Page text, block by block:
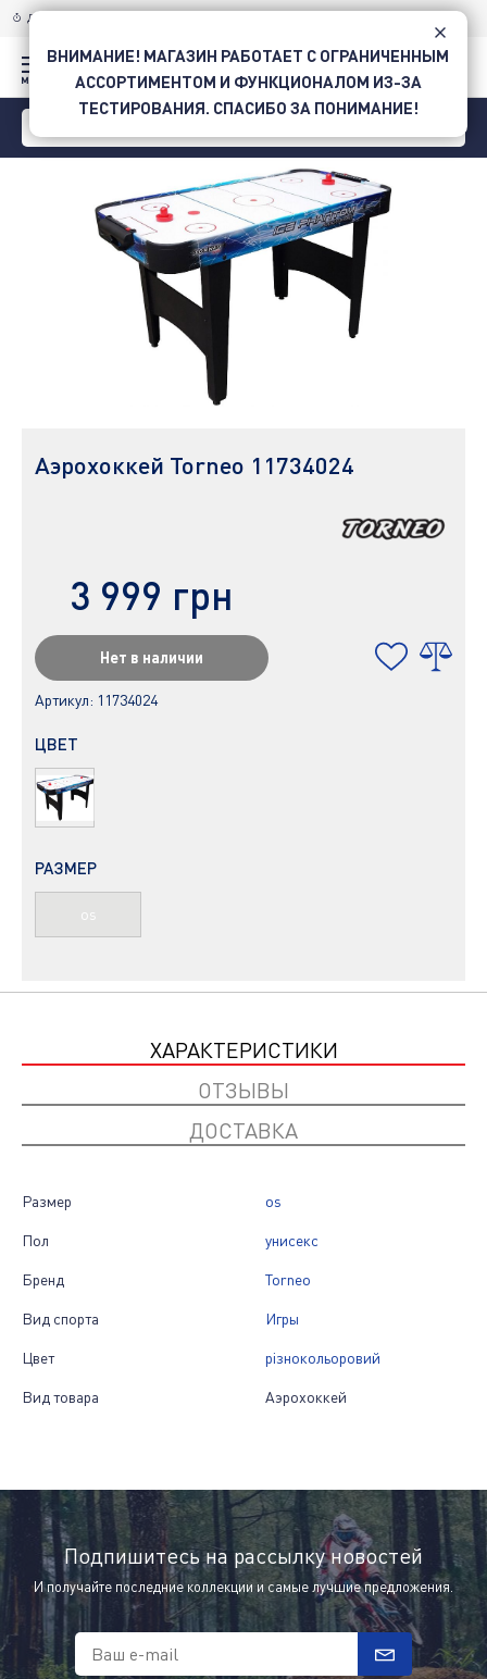
ДОСТАВКА ПО УКРАИНЕ
Аэрохоккей Torneo 11734024
3 999 грн
Нет в наличии
Артикул: 11734024
ЦВЕТ
РАЗМЕР
os
ХАРАКТЕРИСТИКИ
ОТЗЫВЫ
ДОСТАВКА
Размер os
Пол унисекс
Бренд Torneo
Вид спорта Игры
Цвет різнокольоровий
Вид товара Аэрохоккей
Подпишитесь на рассылку новостей
И получайте последние коллекции и самые лучшие предложения.
Ваш e-mail
ВНИМАНИЕ! МАГАЗИН РАБОТАЕТ С ОГРАНИЧЕННЫМ
АССОРТИМЕНТОМ И ФУНКЦИОНАЛОМ ИЗ-ЗА
ТЕСТИРОВАНИЯ. СПАСИБО ЗА ПОНИМАНИЕ!